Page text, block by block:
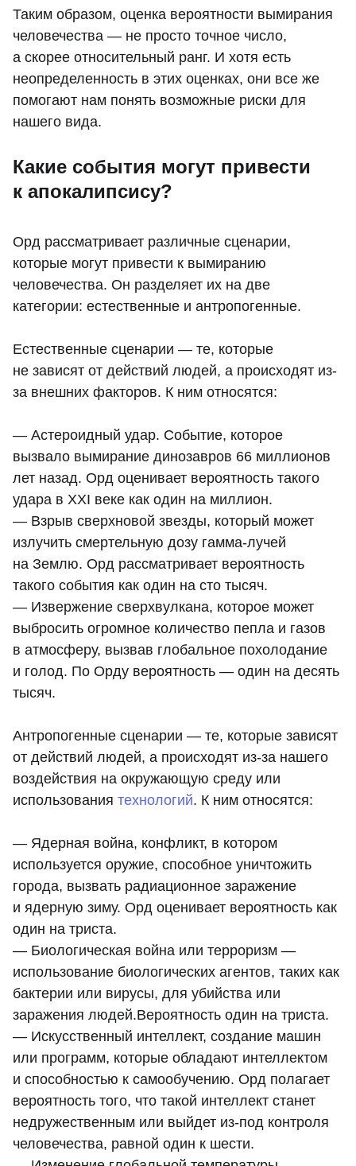
Таким образом, оценка вероятности вымирания
человечества — не просто точное число,
а скорее относительный ранг. И хотя есть
неопределенность в этих оценках, они все же
помогают нам понять возможные риски для
нашего вида.
Какие события могут привести
к апокалипсису?
Орд рассматривает различные сценарии,
которые могут привести к вымиранию
человечества. Он разделяет их на две
категории: естественные и антропогенные.
Естественные сценарии — те, которые
не зависят от действий людей, а происходят из-
за внешних факторов. К ним относятся:
— Астероидный удар. Событие, которое
вызвало вымирание динозавров 66 миллионов
лет назад. Орд оценивает вероятность такого
удара в XXI веке как один на миллион.
— Взрыв сверхновой звезды, который может
излучить смертельную дозу гамма-лучей
на Землю. Орд рассматривает вероятность
такого события как один на сто тысяч.
— Извержение сверхвулкана, которое может
выбросить огромное количество пепла и газов
в атмосферу, вызвав глобальное похолодание
и голод. По Орду вероятность — один на десять
тысяч.
Антропогенные сценарии — те, которые зависят
от действий людей, а происходят из-за нашего
воздействия на окружающую среду или
использования технологий. К ним относятся:
— Ядерная война, конфликт, в котором
используется оружие, способное уничтожить
города, вызвать радиационное заражение
и ядерную зиму. Орд оценивает вероятность как
один на триста.
— Биологическая война или терроризм —
использование биологических агентов, таких как
бактерии или вирусы, для убийства или
заражения людей.Вероятность один на триста.
— Искусственный интеллект, создание машин
или программ, которые обладают интеллектом
и способностью к самообучению. Орд полагает
вероятность того, что такой интеллект станет
недружественным или выйдет из-под контроля
человечества, равной один к шести.